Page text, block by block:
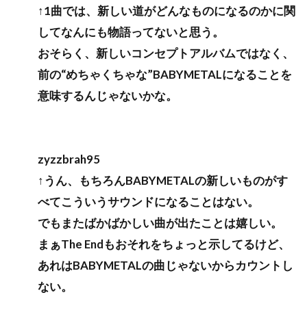
↑1曲では、新しい道がどんなものになるのかに関
してなんにも物語ってないと思う。
おそらく、新しいコンセプトアルバムではなく、
前の“めちゃくちゃな”BABYMETALになることを
意味するんじゃないかな。
zyzzbrah95
↑うん、もちろんBABYMETALの新しいものがす
べてこういうサウンドになることはない。
でもまたばかばかしい曲が出たことは嬉しい。
まぁThe Endもおそれをちょっと示してるけど、
あれはBABYMETALの曲じゃないからカウントし
ない。